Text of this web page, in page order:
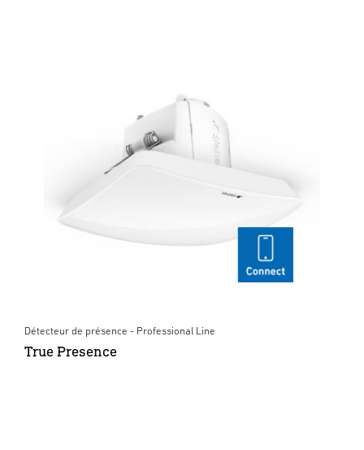
Détecteur de présence - Professional Line
True Presence